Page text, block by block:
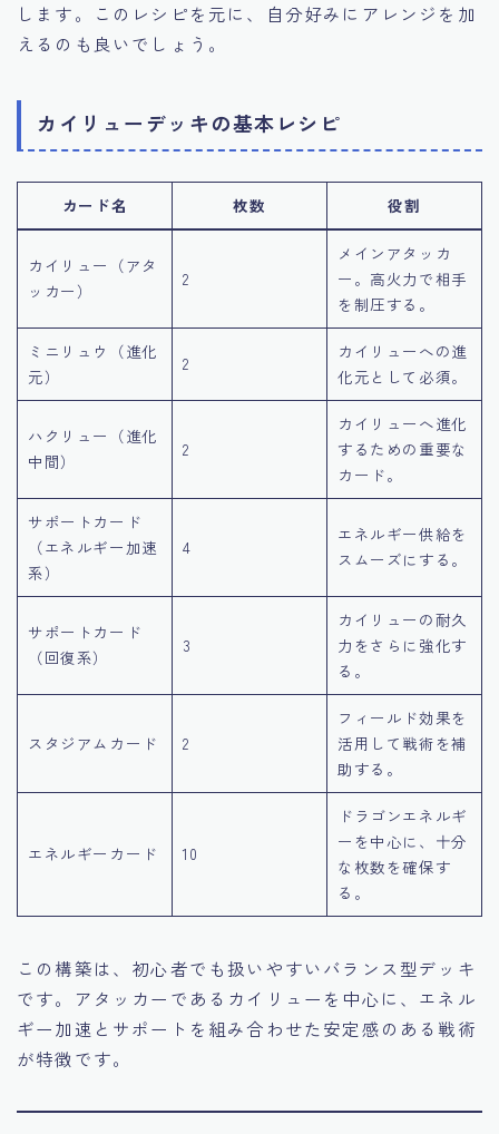
します。このレシピを元に、自分好みにアレンジを加
えるのも良いでしょう。
カイリューデッキの基本レシピ
カード名 枚数 役割
カイリュー（アタ
ッカー）
2
メインアタッカ
ー。高火力で相手
を制圧する。
ミニリュウ（進化
元）
2
カイリューへの進
化元として必須。
ハクリュー（進化
中間）
2
カイリューへ進化
するための重要な
カード。
サポートカード
（エネルギー加速
系）
4
エネルギー供給を
スムーズにする。
サポートカード
（回復系）
3
カイリューの耐久
力をさらに強化す
る。
スタジアムカード 2
フィールド効果を
活用して戦術を補
助する。
エネルギーカード 10
ドラゴンエネルギ
ーを中心に、十分
な枚数を確保す
る。
この構築は、初心者でも扱いやすいバランス型デッキ
です。アタッカーであるカイリューを中心に、エネル
ギー加速とサポートを組み合わせた安定感のある戦術
が特徴です。